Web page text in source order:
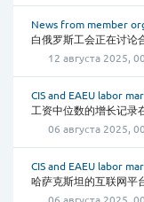
News from member
白俄罗斯工会正在讨论
12 августа 2025,
CIS and EAEU labor
工资中位数的增长记录
06 августа 2025,
CIS and EAEU labor
哈萨克斯坦的互联网平